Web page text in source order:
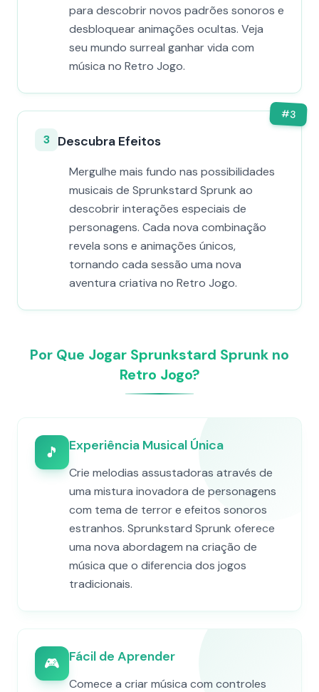
para descobrir novos padrões sonoros e
desbloquear animações ocultas. Veja
seu mundo surreal ganhar vida com
música no Retro Jogo.
#3
3 Descubra Efeitos
Mergulhe mais fundo nas possibilidades
musicais de Sprunkstard Sprunk ao
descobrir interações especiais de
personagens. Cada nova combinação
revela sons e animações únicos,
tornando cada sessão uma nova
aventura criativa no Retro Jogo.
Por Que Jogar Sprunkstard Sprunk no
Retro Jogo?
🎵 Experiência Musical Única
Crie melodias assustadoras através de
uma mistura inovadora de personagens
com tema de terror e efeitos sonoros
estranhos. Sprunkstard Sprunk oferece
uma nova abordagem na criação de
música que o diferencia dos jogos
tradicionais.
🎮 Fácil de Aprender
Comece a criar música com controles